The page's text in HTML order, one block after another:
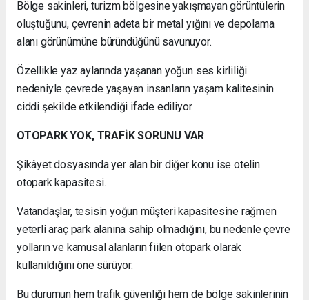
Bölge sakinleri, turizm bölgesine yakışmayan görüntülerin
oluştuğunu, çevrenin adeta bir metal yığını ve depolama
alanı görünümüne büründüğünü savunuyor.
Özellikle yaz aylarında yaşanan yoğun ses kirliliği
nedeniyle çevrede yaşayan insanların yaşam kalitesinin
ciddi şekilde etkilendiği ifade ediliyor.
OTOPARK YOK, TRAFİK SORUNU VAR
Şikâyet dosyasında yer alan bir diğer konu ise otelin
otopark kapasitesi.
Vatandaşlar, tesisin yoğun müşteri kapasitesine rağmen
yeterli araç park alanına sahip olmadığını, bu nedenle çevre
yolların ve kamusal alanların fiilen otopark olarak
kullanıldığını öne sürüyor.
Bu durumun hem trafik güvenliği hem de bölge sakinlerinin